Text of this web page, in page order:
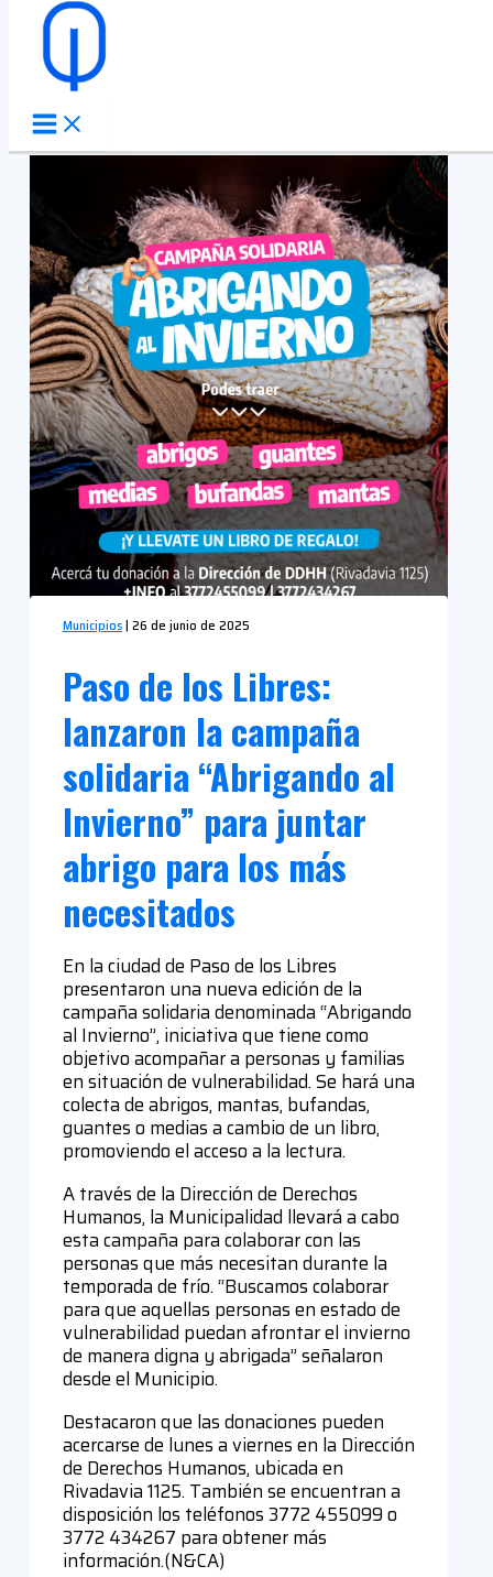
Ir al contenido
Municipios| 26 de junio de 2025
Paso de los Libres:
lanzaron la campaña
solidaria “Abrigando al
Invierno” para juntar
abrigo para los más
necesitados
En la ciudad de Paso de los Libres
presentaron una nueva edición de la
campaña solidaria denominada “Abrigando
al Invierno”, iniciativa que tiene como
objetivo acompañar a personas y familias
en situación de vulnerabilidad. Se hará una
colecta de abrigos, mantas, bufandas,
guantes o medias a cambio de un libro,
promoviendo el acceso a la lectura.
A través de la Dirección de Derechos
Humanos, la Municipalidad llevará a cabo
esta campaña para colaborar con las
personas que más necesitan durante la
temporada de frío. “Buscamos colaborar
para que aquellas personas en estado de
vulnerabilidad puedan afrontar el invierno
de manera digna y abrigada” señalaron
desde el Municipio.
Destacaron que las donaciones pueden
acercarse de lunes a viernes en la Dirección
de Derechos Humanos, ubicada en
Rivadavia 1125. También se encuentran a
disposición los teléfonos 3772 455099 o
3772 434267 para obtener más
información.(N&CA)